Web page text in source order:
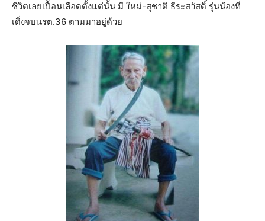
ชีวิตเลยเปื้อนเลือดตั้งแต่นั้น มี ใหม่-สุชาติ ธีระสวัสดิ์ รุ่นน้องที่
เดิ่งจบนรต.36 ตามมาอยู่ด้วย